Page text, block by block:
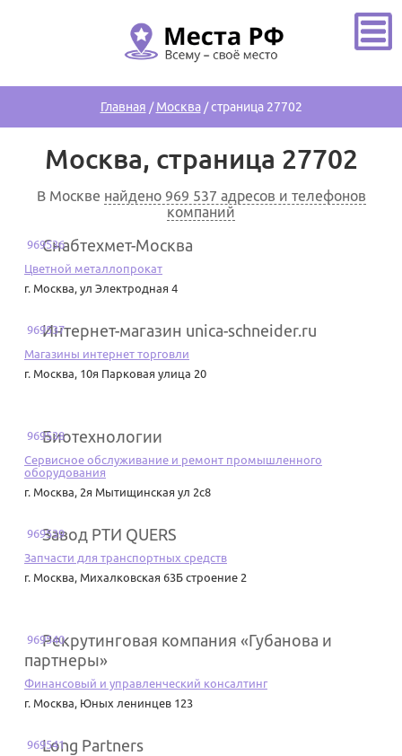
Главная /Москва/страница 27702
Москва, страница 27702
В Москве найдено 969 537 адресов и телефонов
компаний
969536
Снабтехмет-Москва
Цветной металлопрокат
г. Москва, ул Электродная 4
969537
Интернет-магазин unica-schneider.ru
Магазины интернет торговли
г. Москва, 10я Парковая улица 20
969538
Биотехнологии
Сервисное обслуживание и ремонт промышленного
оборудования
г. Москва, 2я Мытищинская ул 2с8
969539
Завод РТИ QUERS
Запчасти для транспортных средств
г. Москва, Михалковская 63Б строение 2
969540
Рекрутинговая компания «Губанова и
партнеры»
Финансовый и управленческий консалтинг
г. Москва, Юных ленинцев 123
969541
Long Partners